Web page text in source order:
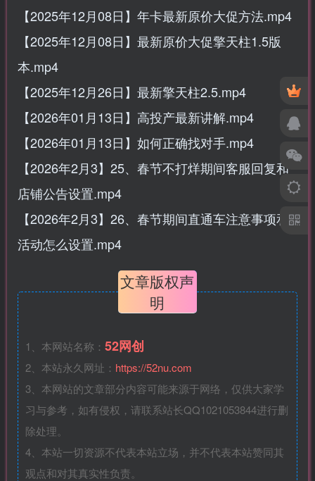
【2025年12月08日】年卡最新原价大促方法.mp4
【2025年12月08日】最新原价大促擎天柱1.5版
本.mp4
【2025年12月26日】最新擎天柱2.5.mp4
【2026年01月13日】高投产最新讲解.mp4
【2026年01月13日】如何正确找对手.mp4
【2026年2月3】25、春节不打烊期间客服回复和
店铺公告设置.mp4
【2026年2月3】26、春节期间直通车注意事项和
活动怎么设置.mp4
文章版权声
明
1、本网站名称： 52网创
2、本站永久网址： https://52nu.com
3、本网站的文章部分内容可能来源于网络，仅供大家学
习与参考，如有侵权，请联系站长QQ1021053844进行删
除处理。
4、本站一切资源不代表本站立场，并不代表本站赞同其
观点和对其真实性负责。